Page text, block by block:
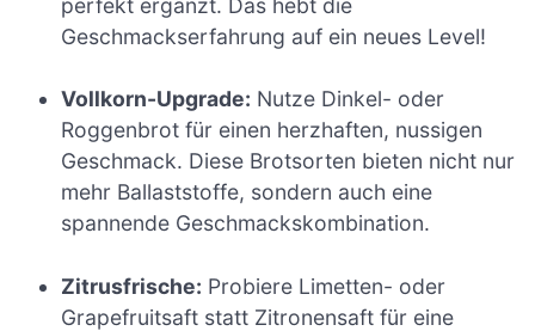
perfekt ergänzt. Das hebt die
Geschmackserfahrung auf ein neues Level!
Vollkorn-Upgrade: Nutze Dinkel- oder
Roggenbrot für einen herzhaften, nussigen
Geschmack. Diese Brotsorten bieten nicht nur
mehr Ballaststoffe, sondern auch eine
spannende Geschmackskombination.
Zitrusfrische: Probiere Limetten- oder
Grapefruitsaft statt Zitronensaft für eine